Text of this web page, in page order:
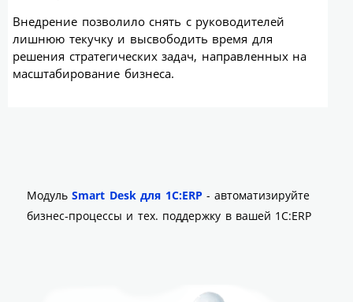
Внедрение позволило снять с руководителей
лишнюю текучку и высвободить время для
решения стратегических задач, направленных на
масштабирование бизнеса.
МодульSmart Desk для 1С:ERP - автоматизируйте
бизнес-процессы и тех. поддержку в вашей 1С:ERP